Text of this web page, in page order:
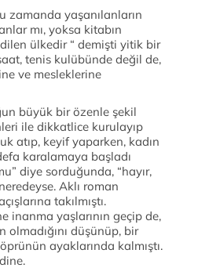
zamanda yaşanılanların
mı, yoksa kitabın
ülkedir “ demişti yitik bir
tenis kulübünde değil de,
ve mesleklerine
büyük bir özenle şekil
ile dikkatlice kurulayıp
atıp, keyif yaparken, kadın
karalamaya başladı
diye sorduğunda, “hayır,
Aklı roman
takılmıştı.
inanma yaşlarının geçip de,
düşünüp, bir
ayaklarında kalmıştı.